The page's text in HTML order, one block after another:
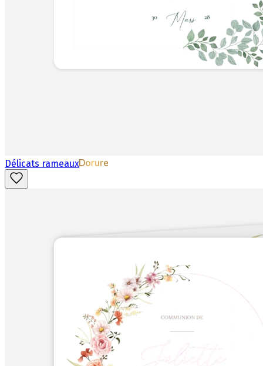
Délicats rameaux